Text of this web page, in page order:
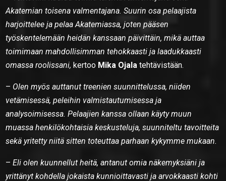
Akatemian toisena valmentajana. Suurin osa pelaajista
harjoittelee ja pelaa Akatemiassa, joten pääsen
työskentelemään heidän kanssaan päivittäin, mikä auttaa
toimimaan mahdollisimman tehokkaasti ja laadukkaasti
omassa roolissani, kertoo Mika Ojala tehtävistään.
– Olen myös auttanut treenien suunnittelussa, niiden
vetämisessä, peleihin valmistautumisessa ja
analysoimisessa. Pelaajien kanssa ollaan käyty muun
muassa henkilökohtaisia keskusteluja, suunniteltu tavoitteita
sekä yritetty niitä sitten toteuttaa parhaan kykymme mukaan.
–Eli olen kuunnellut heitä, antanut omia näkemyksiäni ja
yrittänyt kohdella jokaista kunnioittavasti ja arvokkaasti kohti